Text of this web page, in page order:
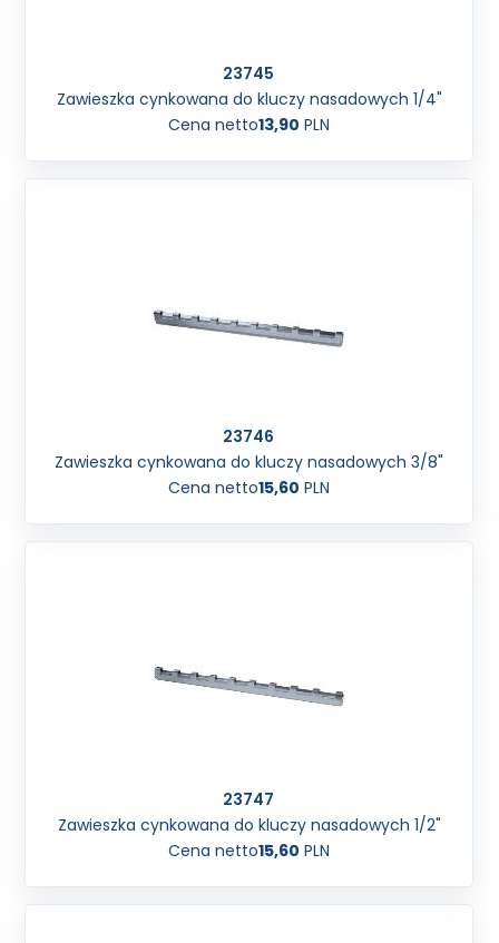
23745
Zawieszka cynkowana do kluczy nasadowych 1/4"
Cena netto13,90 PLN
23746
Zawieszka cynkowana do kluczy nasadowych 3/8"
Cena netto15,60 PLN
23747
Zawieszka cynkowana do kluczy nasadowych 1/2"
Cena netto15,60 PLN